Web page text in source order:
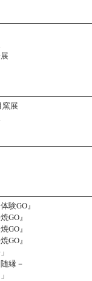
窯展
験GO』
GO』
GO』
GO』
縁－